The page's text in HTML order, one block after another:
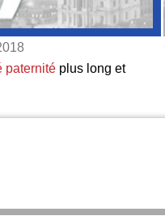
paternitéplus long et